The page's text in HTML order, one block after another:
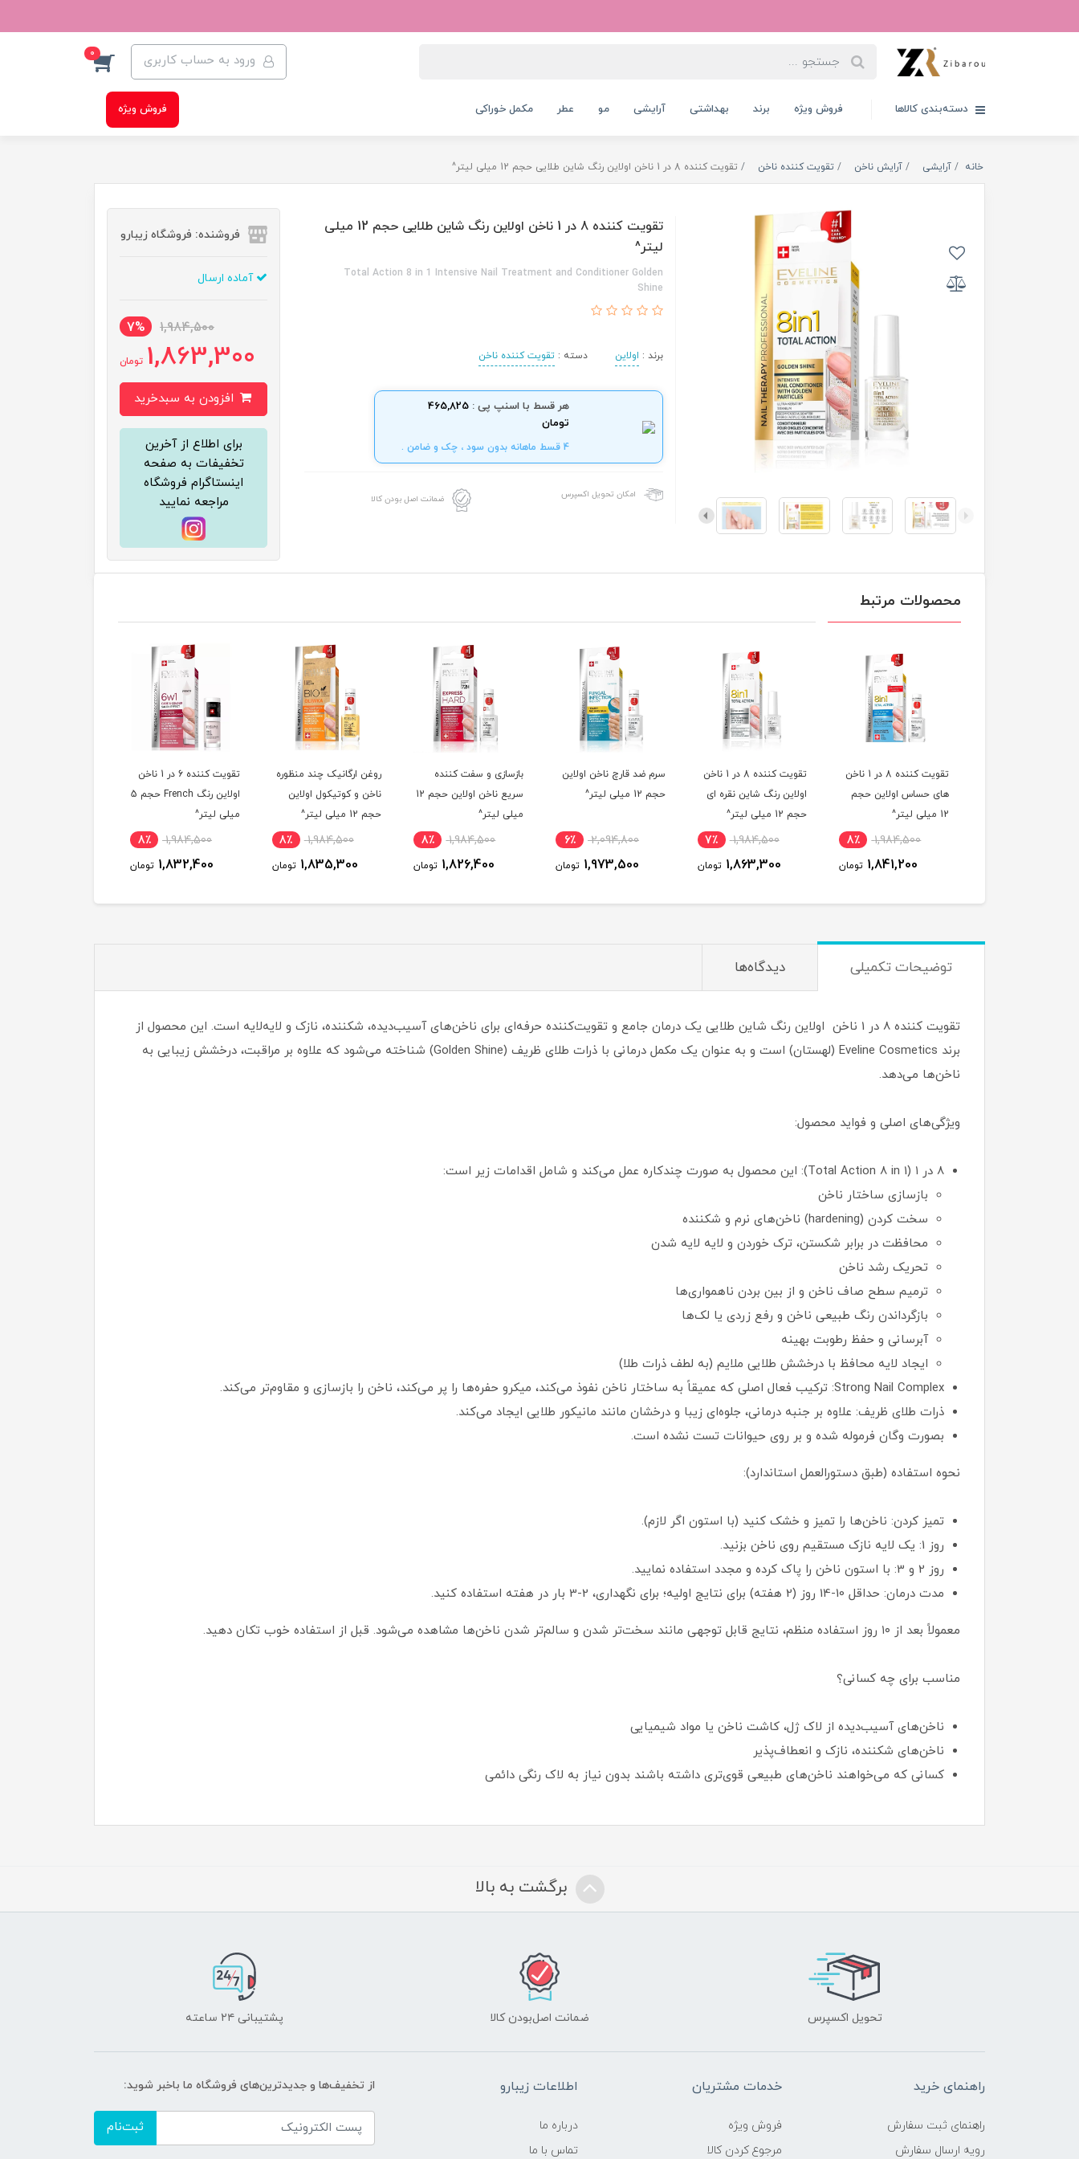
ورود به حساب کاربری 0
دسته‌بندی کالاها فروش ویژه برند بهداشتی آرایشی مو عطر مکمل خوراکی فروش ویژه
خانه آرایشی آرایش ناخن تقویت کننده ناخن تقویت کننده 8 در 1 ناخن اولاین رنگ شاین طلایی حجم 12 میلی لیتر^
تقویت کننده 8 در 1 ناخن اولاین رنگ شاین طلایی حجم 12 میلی
لیتر^
Total Action 8 in 1 Intensive Nail Treatment and Conditioner Golden
Shine
برند : اولاین دسته :تقویت کننده ناخن
هر قسط با اسنپ پی : 465,825
تومان
4 قسط ماهانه بدون سود ، چک و ضامن .
امکان تحویل اکسپرس ضمانت اصل بودن کالا
فروشنده: فروشگاه زیبارو
آماده ارسال
1,984,500
7%
1,863,300 تومان
برای اطلاع از آخرین
تخفیفات به صفحه
اینستاگرام فروشگاه
مراجعه نمایید
محصولات مرتبط
تقویت کننده 8 در 1 ناخن
اولاین رنگ شاین نقره ای
حجم 12 میلی لیتر^
1,984,500 7٪
1,863,300 تومان
سرم ضد قارچ ناخن اولاین
حجم 12 میلی لیتر^
2,094,800 6٪
1,973,500 تومان
بازسازی و سفت کننده
1,984,500 8٪
1,826,400 تومان
روغن ارگانیک چند منظوره
ناخن و کوتیکول اولاین
حجم 12 میلی لیتر^
1,984,500 8٪
1,835,300 تومان
تقویت کننده 6 در 1 ناخن
میلی لیتر^
1,984,500 8٪
1,832,400 تومان
ناخن اولاین حجم 12 میلی
لیتر^
1,984,500 9٪
1,815,400 تومان
توضیحات تکمیلی دیدگاه‌ها
تقویت کننده 8 در 1 ناخن اولاین رنگ شاین طلایی یک درمان جامع و تقویت‌کننده حرفه‌ای برای ناخن‌های آسیب‌دیده، شکننده، نازک و لایه‌لایه است. این محصول از
برند Eveline Cosmetics (لهستان) است و به عنوان یک مکمل درمانی با ذرات طلای ظریف (Golden Shine) شناخته می‌شود که علاوه بر مراقبت، درخشش زیبایی به
ناخن‌ها می‌دهد.
ویژگی‌های اصلی و فواید محصول:
۸ در ۱ (Total Action 8 in 1): این محصول به صورت چندکاره عمل می‌کند و شامل اقدامات زیر است:
بازسازی ساختار ناخن
سخت کردن (hardening) ناخن‌های نرم و شکننده
محافظت در برابر شکستن، ترک خوردن و لایه لایه شدن
تحریک رشد ناخن
ترمیم سطح صاف ناخن و از بین بردن ناهمواری‌ها
بازگرداندن رنگ طبیعی ناخن و رفع زردی یا لک‌ها
آبرسانی و حفظ رطوبت بهینه
ایجاد لایه محافظ با درخشش طلایی ملایم (به لطف ذرات طلا)
Strong Nail Complex: ترکیب فعال اصلی که عمیقاً به ساختار ناخن نفوذ می‌کند، میکرو حفره‌ها را پر می‌کند، ناخن را بازسازی و مقاوم‌تر می‌کند.
ذرات طلای ظریف: علاوه بر جنبه درمانی، جلوه‌ای زیبا و درخشان مانند مانیکور طلایی ایجاد می‌کند.
بصورت وگان فرموله شده و بر روی حیوانات تست نشده است.
نحوه استفاده (طبق دستورالعمل استاندارد):
تمیز کردن: ناخن‌ها را تمیز و خشک کنید (با استون اگر لازم).
روز 1: یک لایه نازک مستقیم روی ناخن بزنید.
روز 2 و 3: با استون ناخن را پاک کرده و مجدد استفاده نمایید.
مدت درمان: حداقل 10-14 روز (2 هفته) برای نتایج اولیه؛ برای نگهداری، 2-3 بار در هفته استفاده کنید.
معمولاً بعد از ۱۰ روز استفاده منظم، نتایج قابل توجهی مانند سخت‌تر شدن و سالم‌تر شدن ناخن‌ها مشاهده می‌شود. قبل از استفاده خوب تکان دهید.
مناسب برای چه کسانی؟
ناخن‌های آسیب‌دیده از لاک ژل، کاشت ناخن یا مواد شیمیایی
ناخن‌های شکننده، نازک و انعطاف‌پذیر
کسانی که می‌خواهند ناخن‌های طبیعی قوی‌تری داشته باشند بدون نیاز به لاک رنگی دائمی
برگشت به بالا
تحویل اکسپرس ضمانت اصل‌بودن کالا پشتیبانی ۲۴ ساعته
راهنمای خرید
راهنمای ثبت سفارش
رویه ارسال سفارش
خدمات مشتریان
فروش ویژه
مرجوع کردن کالا
اطلاعات زیبارو
درباره ما
تماس با ما
از تخفیف‌ها و جدیدترین‌های فروشگاه ما باخبر شوید:
ثبت‌نام